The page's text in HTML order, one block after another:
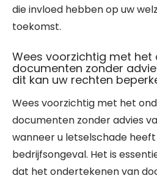
die invloed hebben op uw
toekomst.
Wees voorzichtig met het
documenten zonder
dit kan uw rechten
Wees voorzichtig met het
documenten zonder advies
wanneer u letselschade
bedrijfsongeval. Het is
dat het ondertekenen van